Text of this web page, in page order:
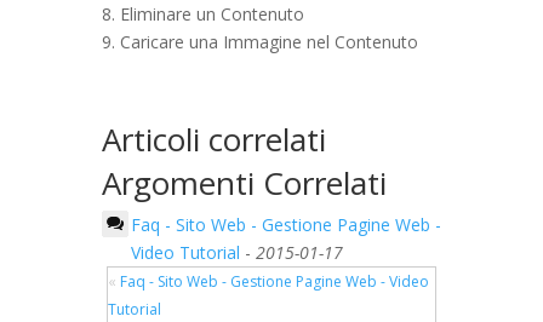
8. Eliminare un Contenuto
9. Caricare una Immagine nel Contenuto
Articoli correlati
Argomenti Correlati
Faq - Sito Web - Gestione Pagine Web -
Video Tutorial - 2015-01-17
« Faq - Sito Web - Gestione Pagine Web - Video
Tutorial